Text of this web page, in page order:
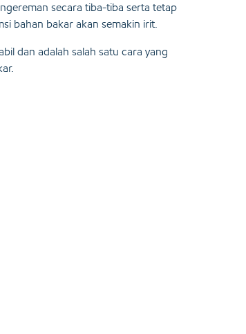
secara tiba-tiba serta tetap
bahan bakar akan semakin irit.
dan adalah salah satu cara yang